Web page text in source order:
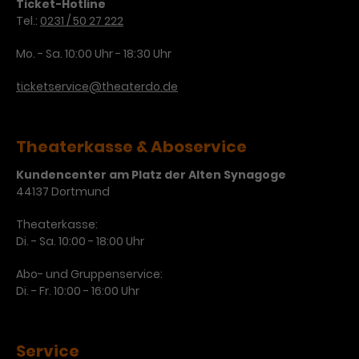
Anbieter Google Analytics
Laufzeit 1 Minute
Zweck
Das ist ein von Google Analytics
pro Minute an Google Analytics
werden bestimmte
Laufzeit 3 Monate
Zweck
Dieses Cookie wird verwendet, um
Werbeanzeigen zu messen und
Anbieter Google / DoubleClick
Laufzeit 1 Jahr
Zweck
Ticket-Hotline
Tel.: 0231 / 50 27 222
Mo. - Sa. 10:00 Uhr - 18:30 Uhr
ticketservice@theaterdo.de
Theaterkasse & Aboservice
Kundencenter am Platz der Alten Synagoge
44137 Dortmund
Theaterkasse:
Di. - Sa. 10:00 - 18:00 Uhr
Abo- und Gruppenservice:
Di. - Fr. 10:00 - 16:00 Uhr
Service